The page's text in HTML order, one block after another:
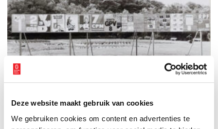
Deze website maakt gebruik van cookies
We gebruiken cookies om content en advertenties te
Verkiezingscapriolen: een lijsttrekker van zeven jaar oud
nastreven: honderd jaar parlementaire geschiedenis is
9 min